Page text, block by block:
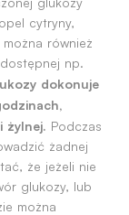
cytryny,
również
np.
dokonuje
żylnej. Podczas
żadnej
że jeżeli nie
glukozy, lub
można